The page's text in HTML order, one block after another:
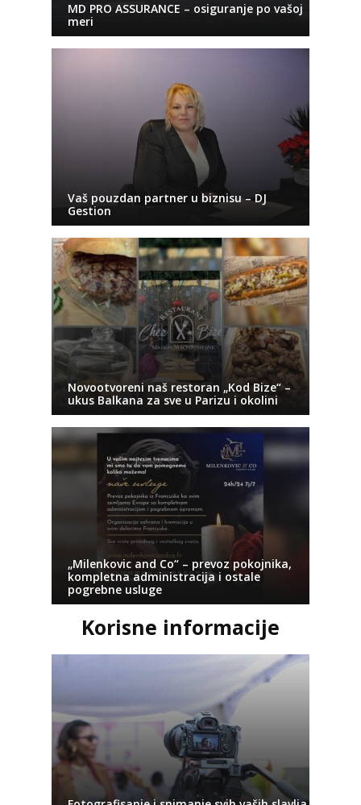
MD PRO ASSURANCE – osiguranje po vašoj
meri
Vaš pouzdan partner u biznisu – DJ
Gestion
Novootvoreni naš restoran „Kod Bize“ –
ukus Balkana za sve u Parizu i okolini
„Milenkovic and Co“ – prevoz pokojnika,
kompletna administracija i ostale
pogrebne usluge
Korisne informacije